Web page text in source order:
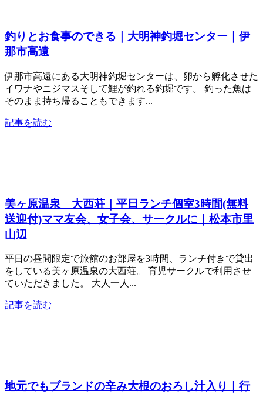
釣りとお食事のできる｜大明神釣堀センター｜伊
那市高遠
伊那市高遠にある大明神釣堀センターは、卵から孵化させた
イワナやニジマスそして鯉が釣れる釣堀です。 釣った魚は
そのまま持ち帰ることもできます...
記事を読む
美ヶ原温泉 大西荘｜平日ランチ個室3時間(無料
送迎付)ママ友会、女子会、サークルに｜松本市里
山辺
平日の昼間限定で旅館のお部屋を3時間、ランチ付きで貸出
をしている美ヶ原温泉の大西荘。 育児サークルで利用させ
ていただきました。 大人一人...
記事を読む
地元でもブランドの辛み大根のおろし汁入り｜行